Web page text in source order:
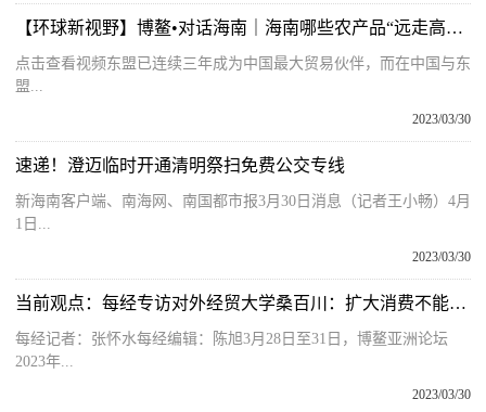
【环球新视野】博鳌•对话海南｜海南哪些农产品“远走高飞”东盟？劳拉带你了解
点击查看视频东盟已连续三年成为中国最大贸易伙伴，而在中国与东
盟...
2023/03/30
速递！澄迈临时开通清明祭扫免费公交专线
新海南客户端、南海网、南国都市报3月30日消息（记者王小畅）4月
1日...
2023/03/30
当前观点：每经专访对外经贸大学桑百川：扩大消费不能依靠简单的短期刺激，而是要促进企业扩张以增加就业机会
每经记者：张怀水每经编辑：陈旭3月28日至31日，博鳌亚洲论坛
2023年...
2023/03/30